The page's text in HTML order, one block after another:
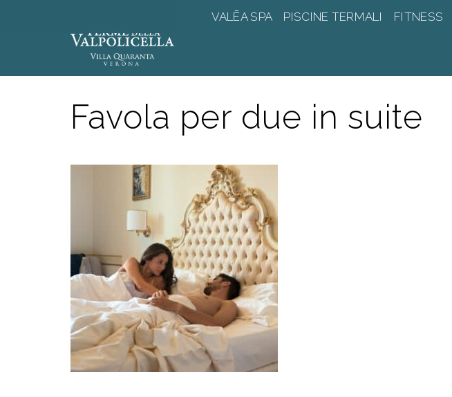
Favola per due in suite
VALĒA SPA PISCINE TERMALI FITNESS